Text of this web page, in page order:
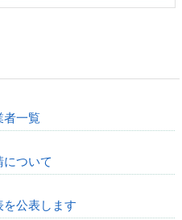
者一覧
ついて
公表します